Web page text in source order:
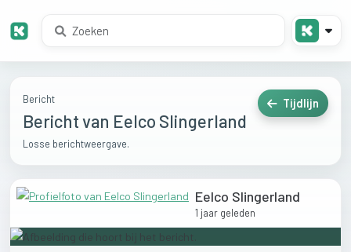
Bericht
Bericht van Eelco Slingerland
Losse berichtweergave.
Tijdlijn
Eelco Slingerland
1 jaar geleden